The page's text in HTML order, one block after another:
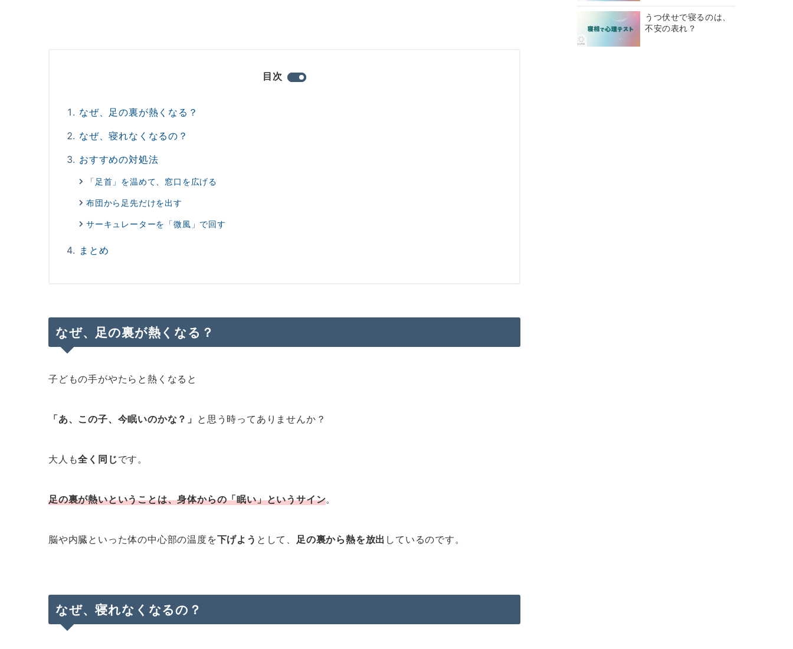
目次
なぜ、足の裏が熱くなる？
なぜ、寝れなくなるの？
おすすめの対処法
「足首」を温めて、窓口を広げる
布団から足先だけを出す
サーキュレーターを「微風」で回す
まとめ
なぜ、足の裏が熱くなる？
子どもの手がやたらと熱くなると
「あ、この子、今眠いのかな？」 と思う時ってありませんか？
大人も全く同じです。
足の裏が熱いということは、身体からの「眠い」というサイン。
脳や内臓といった体の中心部の温度を下げよう として、 足の裏から熱を放出 しているのです。
なぜ、寝れなくなるの？
うつ伏せで寝るのは、
不安の表れ？